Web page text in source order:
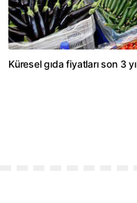
Küresel gıda fiyatları son 3